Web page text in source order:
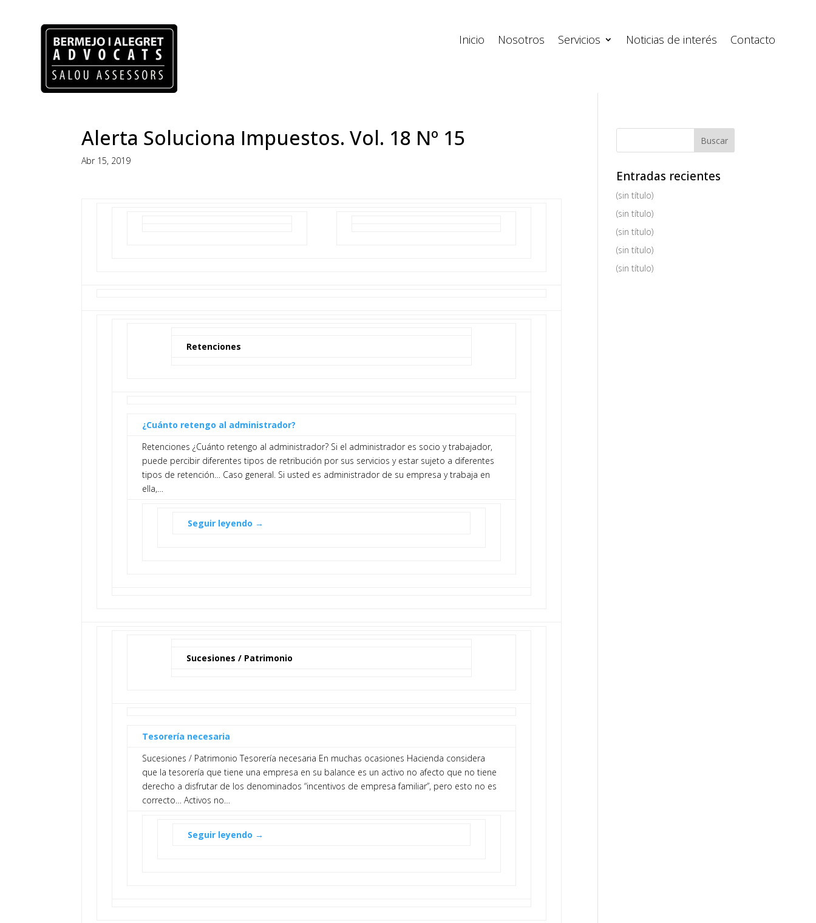
Inicio Nosotros Servicios Noticias de interés Contacto
Alerta Soluciona Impuestos. Vol. 18 Nº 15
Abr 15, 2019
Retenciones
¿Cuánto retengo al administrador?
Retenciones ¿Cuánto retengo al administrador? Si el administrador es socio y trabajador,
puede percibir diferentes tipos de retribución por sus servicios y estar sujeto a diferentes
tipos de retención… Caso general. Si usted es administrador de su empresa y trabaja en
ella,…
Seguir leyendo →
Sucesiones / Patrimonio
Tesorería necesaria
Sucesiones / Patrimonio Tesorería necesaria En muchas ocasiones Hacienda considera
que la tesorería que tiene una empresa en su balance es un activo no afecto que no tiene
derecho a disfrutar de los denominados “incentivos de empresa familiar”, pero esto no es
correcto… Activos no…
Seguir leyendo →
Entradas recientes
(sin título)
(sin título)
(sin título)
(sin título)
(sin título)